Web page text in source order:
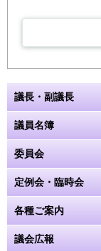
議長・副議長
議員名簿
委員会
定例会・臨時会
各種ご案内
議会広報